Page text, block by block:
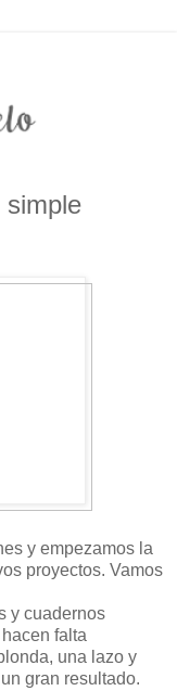
simple
y empezamos la
proyectos. Vamos
y cuadernos
falta
una lazo y
gran resultado.